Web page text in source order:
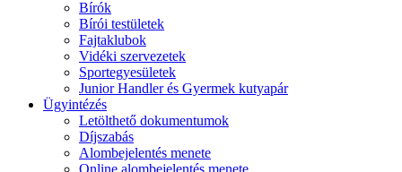
Bírók
Bírói testületek
Fajtaklubok
Vidéki szervezetek
Sportegyesületek
Junior Handler és Gyermek kutyapár
Ügyintézés
Letölthető dokumentumok
Díjszabás
Alombejelentés menete
Online alombejelentés menete